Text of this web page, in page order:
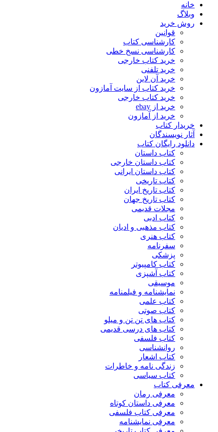
خانه
وبلاگ
روش خرید
قوانین
کارشناسی کتاب
کارشناسی نسخ خطی
خرید کتاب خارجی
خرید تلفنی
خرید آن لاین
خرید کتاب از سایت آمازون
خرید کتاب خارجی
خرید از ebay
خرید از آمازون
خریدار کتاب
آثار نویسندگان
دانلود رایگان کتاب
کتاب داستان
کتاب داستان خارجی
کتاب داستان ایرانی
کتاب تاریخی
کتاب تاریخ ایران
کتاب تاریخ جهان
مجلات قدیمی
کتاب ادبی
کتاب مذهبی و ادیان
کتاب هنری
سفرنامه
پزشکی
کتاب کامپیوتر
کتاب آشپزی
موسیقی
نمایشنامه و فیلمنامه
کتاب علمی
کتاب صوتی
کتاب های تن تن و میلو
کتاب های درسی قدیمی
کتاب فلسفی
روانشناسی
کتاب اشعار
زندگی نامه و خاطرات
کتاب سیاسی
معرفی کتاب
معرفی رمان
معرفی داستان کوتاه
معرفی کتاب فلسفی
معرفی نمایشنامه